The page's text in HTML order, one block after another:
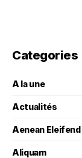
Categories
A la une
Actualités
Aenean Eleifend
Aliquam